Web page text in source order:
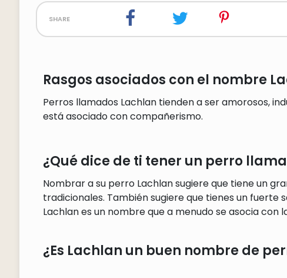
share
Rasgos asociados con el nombre
Perros llamados Lachlan tienden a ser amorosos,
está asociado con compañerismo.
¿Qué dice de ti tener un perro
Nombrar a su perro Lachlan sugiere que tiene un
tradicionales. También sugiere que tienes un fuerte
Lachlan es un nombre que a menudo se asocia con
¿Es Lachlan un buen nombre de